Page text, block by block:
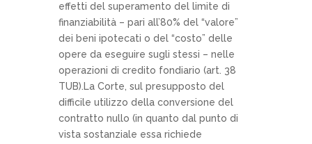
effetti del superamento del limite di
finanziabilità – pari all’80% del “valore”
dei beni ipotecati o del “costo” delle
opere da eseguire sugli stessi – nelle
operazioni di credito fondiario (art. 38
TUB).La Corte, sul presupposto del
difficile utilizzo della conversione del
contratto nullo (in quanto dal punto di
vista sostanziale essa richiede